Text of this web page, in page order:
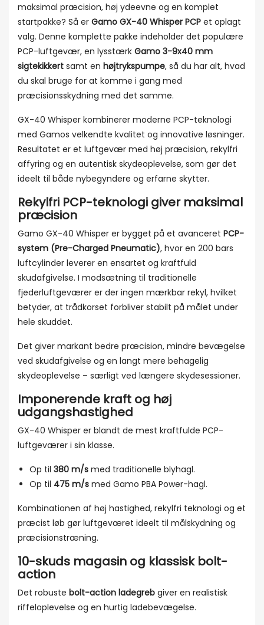
maksimal præcision, høj ydeevne og en komplet
startpakke? Så er Gamo GX-40 Whisper PCP et oplagt
valg. Denne komplette pakke indeholder det populære
PCP-luftgevær, en lysstærk Gamo 3-9x40 mm
sigtekikkert samt en højtrykspumpe, så du har alt, hvad
du skal bruge for at komme i gang med
præcisionsskydning med det samme.
GX-40 Whisper kombinerer moderne PCP-teknologi
med Gamos velkendte kvalitet og innovative løsninger.
Resultatet er et luftgevær med høj præcision, rekylfri
affyring og en autentisk skydeoplevelse, som gør det
ideelt til både nybegyndere og erfarne skytter.
Rekylfri PCP-teknologi giver maksimal
præcision
Gamo GX-40 Whisper er bygget på et avanceret PCP-
system (Pre-Charged Pneumatic), hvor en 200 bars
luftcylinder leverer en ensartet og kraftfuld
skudafgivelse. I modsætning til traditionelle
fjederluftgeværer er der ingen mærkbar rekyl, hvilket
betyder, at trådkorset forbliver stabilt på målet under
hele skuddet.
Det giver markant bedre præcision, mindre bevægelse
ved skudafgivelse og en langt mere behagelig
skydeoplevelse – særligt ved længere skydesessioner.
Imponerende kraft og høj
udgangshastighed
GX-40 Whisper er blandt de mest kraftfulde PCP-
luftgeværer i sin klasse.
Op til 380 m/s med traditionelle blyhagl.
Op til 475 m/s med Gamo PBA Power-hagl.
Kombinationen af høj hastighed, rekylfri teknologi og et
præcist løb gør luftgeværet ideelt til målskydning og
præcisionstræning.
10-skuds magasin og klassisk bolt-
action
Det robuste bolt-action ladegreb giver en realistisk
riffeloplevelse og en hurtig ladebevægelse.